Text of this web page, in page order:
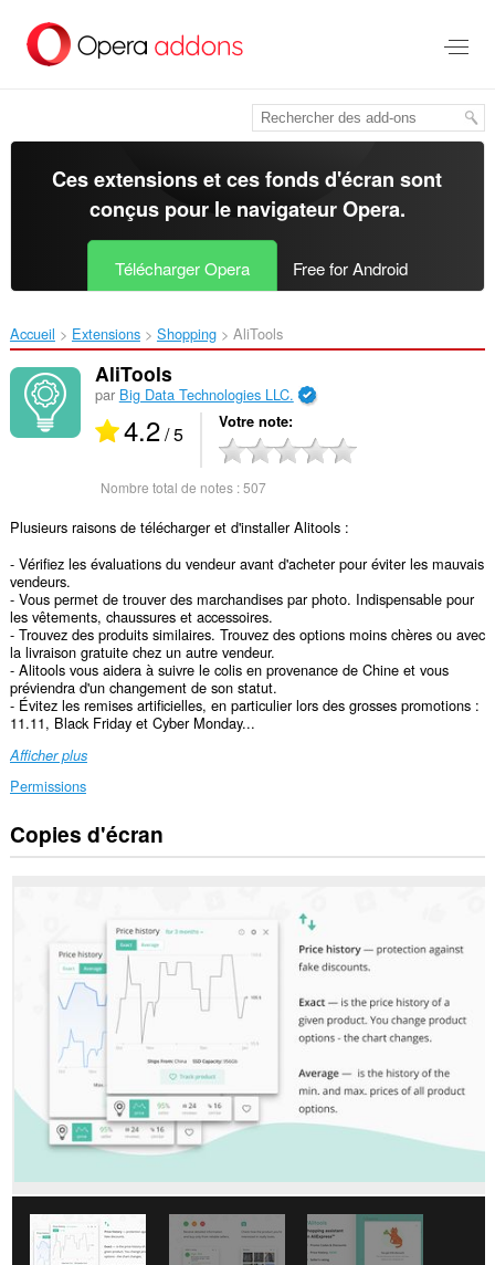
contenu
Ces extensions et ces fonds d'écran sont
conçus pour le navigateur Opera.
Télécharger Opera Free for Android
Accueil Extensions Shopping AliTools‎
AliTools
par Big Data Technologies LLC.
4.2/ 5 Votre note
Nombre total de notes :507
Plusieurs raisons de télécharger et d'installer Alitools :
- Vérifiez les évaluations du vendeur avant d'acheter pour éviter les mauvais
vendeurs.
- Vous permet de trouver des marchandises par photo. Indispensable pour
les vêtements, chaussures et accessoires.
- Trouvez des produits similaires. Trouvez des options moins chères ou avec
la livraison gratuite chez un autre vendeur.
- Alitools vous aidera à suivre le colis en provenance de Chine et vous
préviendra d'un changement de son statut.
- Évitez les remises artificielles, en particulier lors des grosses promotions :
11.11, Black Friday et Cyber ​​Monday...
Afficher plus
Permissions
Cette
extension
extension
create
notifications
them
Copies d'écran